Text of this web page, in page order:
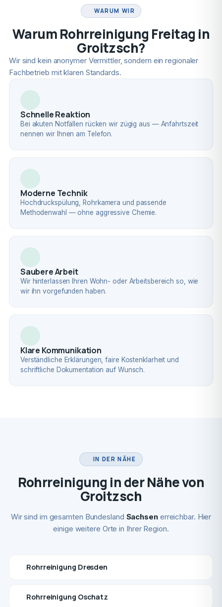
WARUM WIR
Warum Rohrreinigung Freitag in
Groitzsch?
Wir sind kein anonymer Vermittler, sondern ein regionaler
Fachbetrieb mit klaren Standards.
Schnelle Reaktion
Bei akuten Notfällen rücken wir zügig aus — Anfahrtszeit
nennen wir Ihnen am Telefon.
Moderne Technik
Hochdruckspülung, Rohrkamera und passende
Methodenwahl — ohne aggressive Chemie.
Saubere Arbeit
Wir hinterlassen Ihren Wohn- oder Arbeitsbereich so, wie
wir ihn vorgefunden haben.
Klare Kommunikation
Verständliche Erklärungen, faire Kostenklarheit und
schriftliche Dokumentation auf Wunsch.
IN DER NÄHE
Rohrreinigung in der Nähe von
Groitzsch
Wir sind im gesamten Bundesland Sachsenerreichbar. Hier
einige weitere Orte in Ihrer Region.
Rohrreinigung Dresden
Rohrreinigung Oschatz